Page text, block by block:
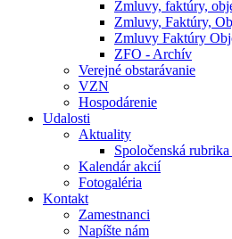
Zmluvy, faktúry,
Zmluvy, Faktúry,
Zmluvy Faktúry
ZFO - Archív
Verejné obstarávanie
VZN
Hospodárenie
Udalosti
Aktuality
Spoločenská
Kalendár akcií
Fotogaléria
Kontakt
Zamestnanci
Napíšte nám